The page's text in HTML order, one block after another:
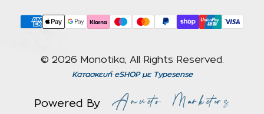
© 2026 Monotika, All Rights Reserved.
Κατασκευή eSHOPμε Typesense
Powered By